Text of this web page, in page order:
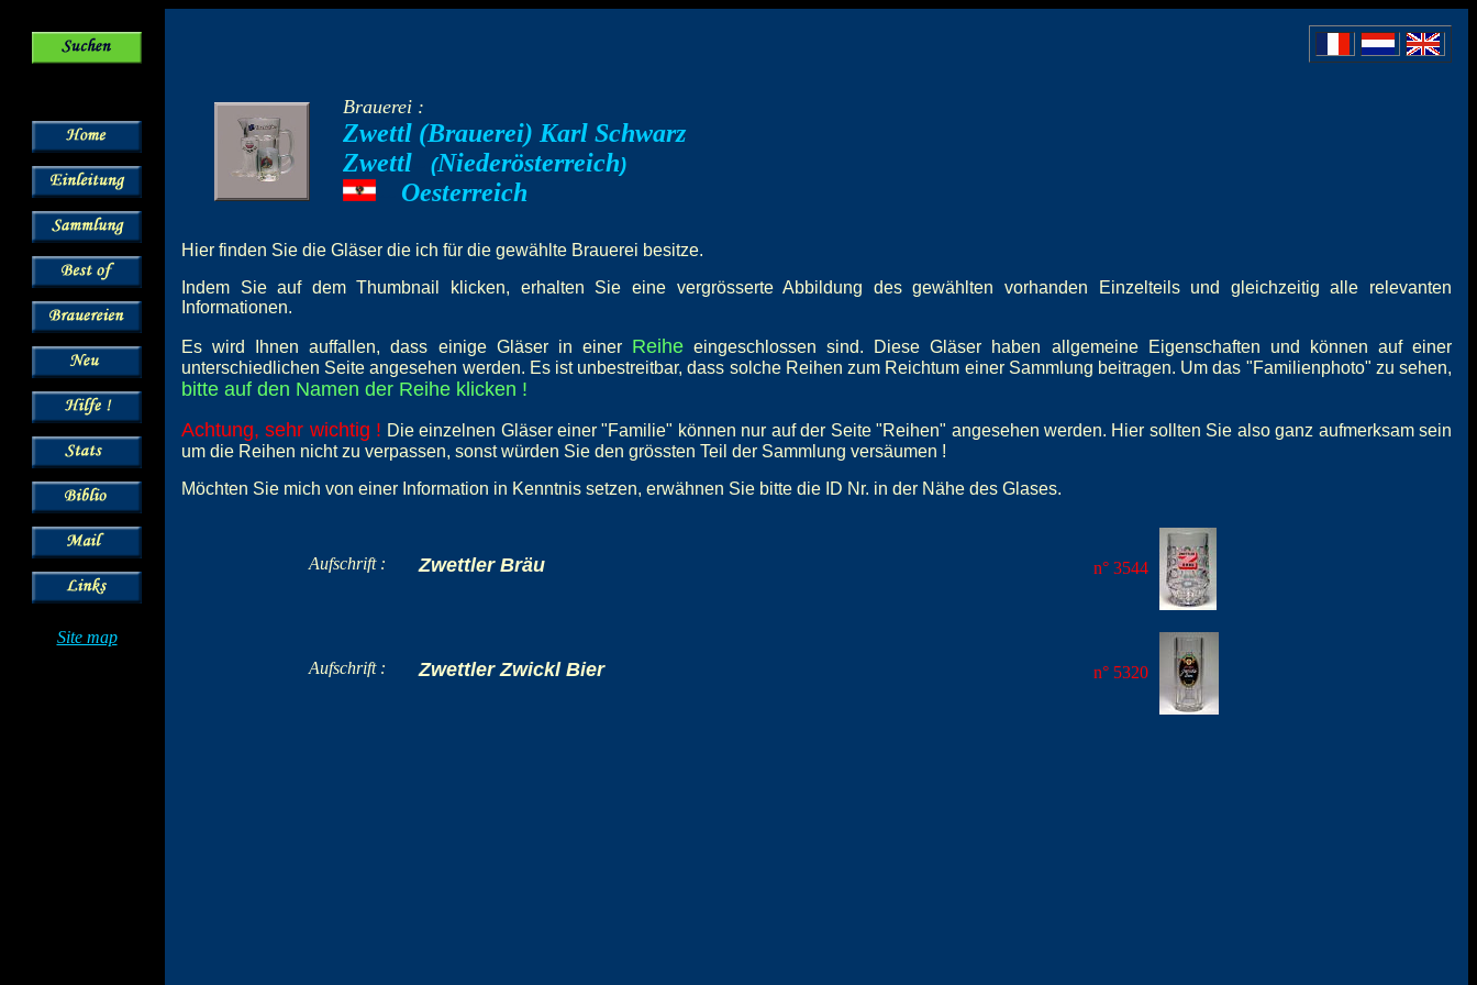
Site map
Brauerei :
Zwettl (Brauerei) Karl Schwarz
Zwettl
(Niederösterreich)
Oesterreich
Hier finden Sie die Gläser die ich für die gewählte Brauerei besitze.
Indem Sie auf dem Thumbnail klicken, erhalten Sie eine vergrösserte Abbildung des gewählten vorhanden Einzelteils und gleichzeitig alle relevanten
Informationen.
Es wird Ihnen auffallen, dass einige Gläser in einer Reiheeingeschlossen sind. Diese Gläser haben allgemeine Eigenschaften und können auf einer
unterschiedlichen Seite angesehen werden. Es ist unbestreitbar, dass solche Reihen zum Reichtum einer Sammlung beitragen. Um das "Familienphoto" zu sehen,
bitte auf den Namen der Reihe klicken !
Achtung, sehr wichtig ! Die einzelnen Gläser einer "Familie" können nur auf der Seite "Reihen" angesehen werden. Hier sollten Sie also ganz aufmerksam sein
um die Reihen nicht zu verpassen, sonst würden Sie den grössten Teil der Sammlung versäumen !
Möchten Sie mich von einer Information in Kenntnis setzen, erwähnen Sie bitte die ID Nr. in der Nähe des Glases.
Aufschrift : Zwettler Bräu n° 3544
Aufschrift : Zwettler Zwickl Bier n° 5320